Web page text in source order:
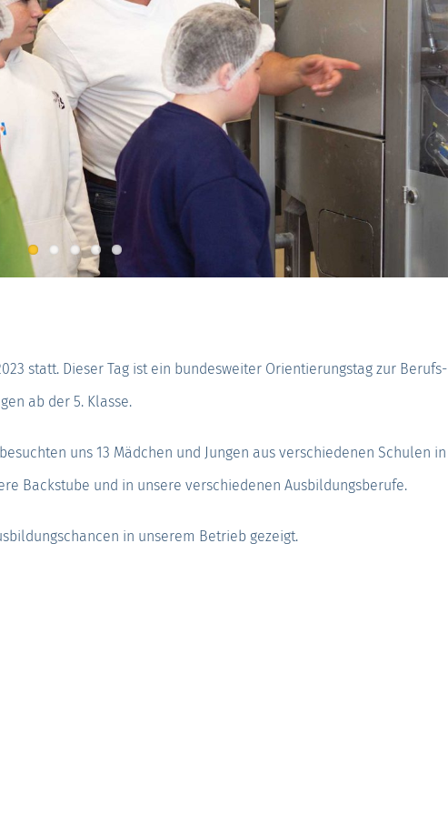
statt. Dieser Tag ist ein bundesweiter Orientierungs­tag zur Berufs-
ab der 5. Klasse.
uns 13 Mädchen und Jungen aus verschiedenen Schulen in
Backstube und in unsere verschiedenen Ausbildungs­berufe.
in unserem Betrieb gezeigt.